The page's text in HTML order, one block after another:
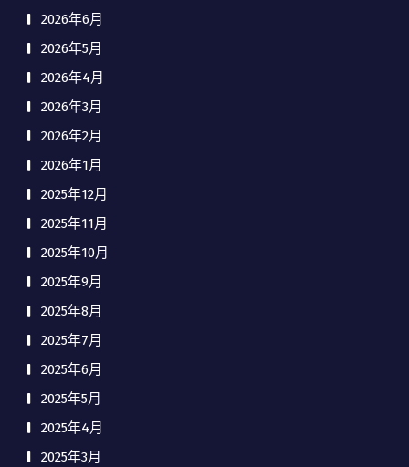
2026年6月
2026年5月
2026年4月
2026年3月
2026年2月
2026年1月
2025年12月
2025年11月
2025年10月
2025年9月
2025年8月
2025年7月
2025年6月
2025年5月
2025年4月
2025年3月